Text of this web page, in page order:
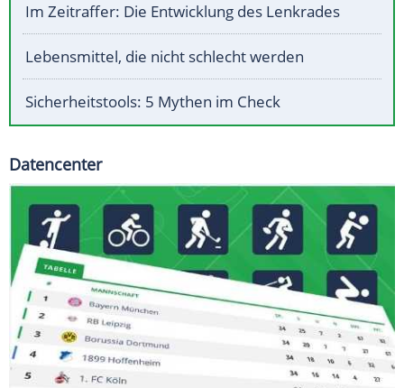
Im Zeitraffer: Die Entwicklung des Lenkrades
Lebensmittel, die nicht schlecht werden
Sicherheitstools: 5 Mythen im Check
Datencenter